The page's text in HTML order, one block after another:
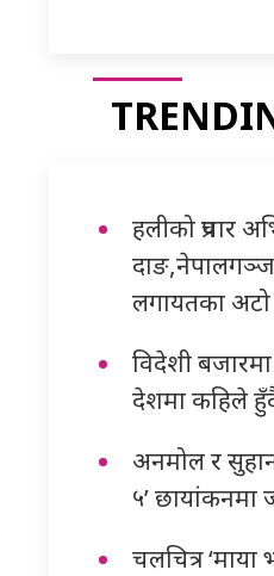
हलीको प्रचार
लगायतका
विदेशी
देशमा कहिले
अनमोल र
५’ छायांकनमा
चलचित्र ‘माया